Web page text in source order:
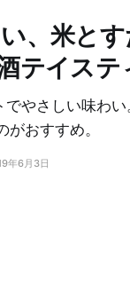
、米と
テイステ
でやさしい味わ
おすすめ。
年6月3日